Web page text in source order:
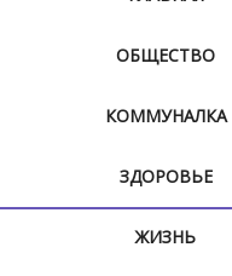
ОБЩЕСТВО
КОММУНАЛКА
ЗДОРОВЬЕ
ЖИЗНЬ